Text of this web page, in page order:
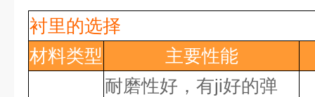
衬里的选择
材料类型
主要性能
耐磨性好，有ji好的弹